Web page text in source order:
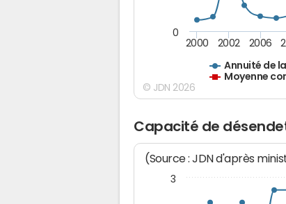
Annuité de
Moyenne
2000 2002 2006
0
© JDN 2026
Capacité de
(Source : JDN d'après
3